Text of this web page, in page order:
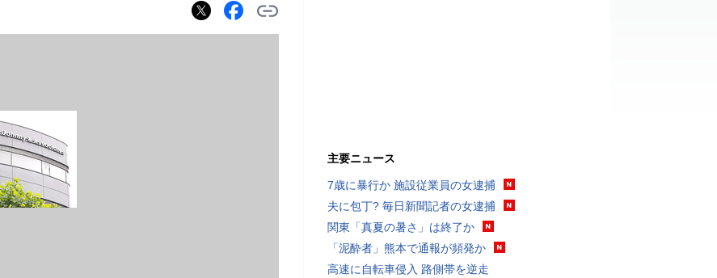
主要ニュース
7歳に暴行か 施設従業員の女逮捕
夫に包丁? 毎日新聞記者の女逮捕
関東「真夏の暑さ」は終了か
「泥酔者」熊本で通報が頻発か
高速に自転車侵入 路側帯を逆走